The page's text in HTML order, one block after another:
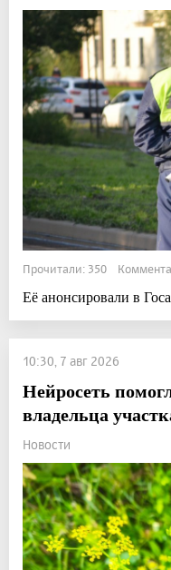
Прочитали: 350
Её анонсировали в
10:30, 7 авг 2026
Нейросеть
владельца
Новости